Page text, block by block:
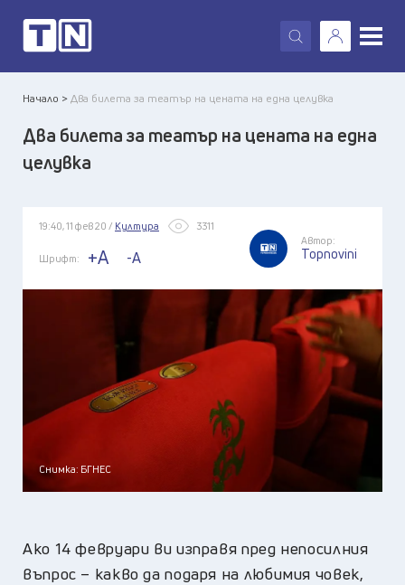
X
Начало >Два билета за театър на цената на една целувка
Два билета за театър на цената на една
целувка
19:40, 11 фев 20 / Култура 3311
Шрифт: +A -A
Автор:
Topnovini
Снимка: БГНЕС
Ако 14 февруари ви изправя пред непосилния
въпрос – какво да подаря на любимия човек,